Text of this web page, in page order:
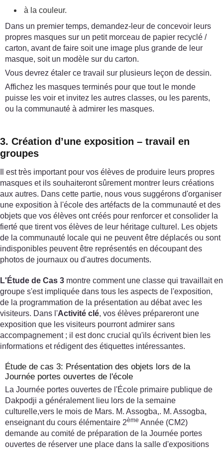
à la couleur.
Dans un premier temps, demandez-leur de concevoir leurs
propres masques sur un petit morceau de papier recyclé /
carton, avant de faire soit une image plus grande de leur
masque, soit un modèle sur du carton.
Vous devrez étaler ce travail sur plusieurs leçon de dessin.
Affichez les masques terminés pour que tout le monde
puisse les voir et invitez les autres classes, ou les parents,
ou la communauté à admirer les masques.
3. Création d’une exposition – travail en
groupes
Il est très important pour vos élèves de produire leurs propres
masques et ils souhaiteront sûrement montrer leurs créations
aux autres. Dans cette partie, nous vous suggérons d'organiser
une exposition à l'école des artéfacts de la communauté et des
objets que vos élèves ont créés pour renforcer et consolider la
fierté que tirent vos élèves de leur héritage culturel. Les objets
de la communauté locale qui ne peuvent être déplacés ou sont
indisponibles peuvent être représentés en découpant des
photos de journaux ou d'autres documents.
L'Étude de Cas 3 montre comment une classe qui travaillait en
groupe s'est impliquée dans tous les aspects de l'exposition,
de la programmation de la présentation au débat avec les
visiteurs. Dans l'Activité clé, vos élèves prépareront une
exposition que les visiteurs pourront admirer sans
accompagnement ; il est donc crucial qu'ils écrivent bien les
informations et rédigent des étiquettes intéressantes.
Étude de cas 3: Présentation des objets lors de la
Journée portes ouvertes de l'école
La Journée portes ouvertes de l'École primaire publique de
Dakpodji a généralement lieu lors de la semaine
culturelle,vers le mois de Mars. M. Assogba,. M. Assogba,
enseignant du cours élémentaire 2ème Année (CM2)
demande au comité de préparation de la Journée portes
ouvertes de réserver une place dans la salle d'expositions